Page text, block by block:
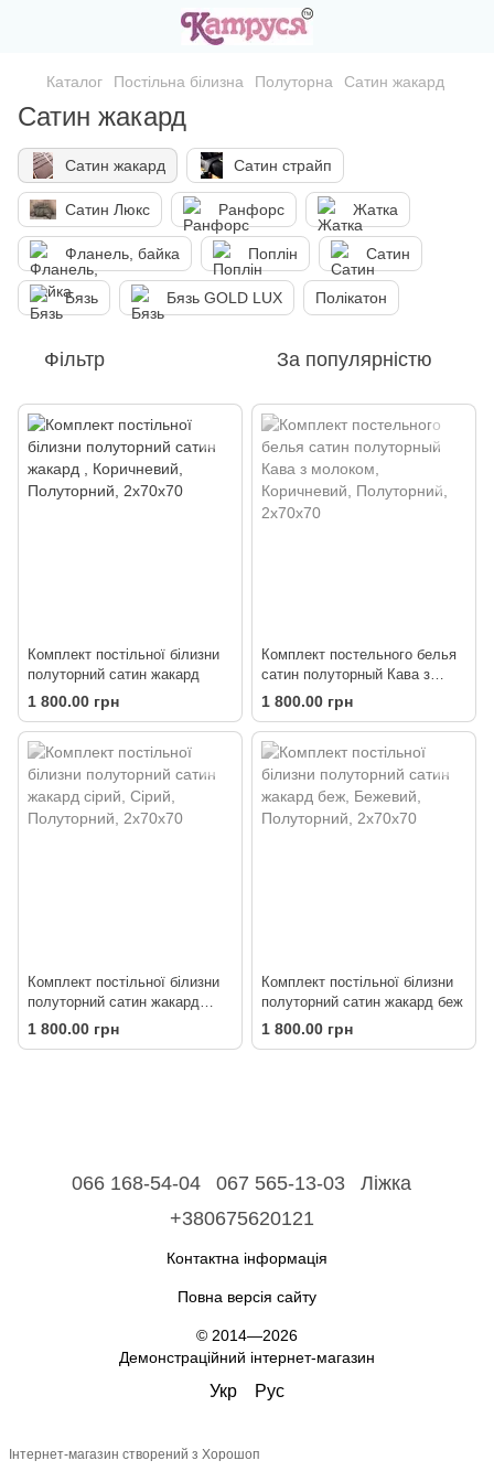
Каталог Постільна білизна Полуторна Сатин жакард
Сатин жакард
Сатин жакард Сатин страйп
Сатин Люкс Ранфорс Жатка
Фланель, байка Поплін Сатин
Бязь Бязь GOLD LUX Полікатон
Фільтр За популярністю
Комплект постільної білизни
полуторний сатин жакард
1 800.00 грн
Комплект постельного белья
сатин полуторный Кава з
молоком
1 800.00 грн
Комплект постільної білизни
полуторний сатин жакард
сірий
1 800.00 грн
Комплект постільної білизни
полуторний сатин жакард беж
1 800.00 грн
066 168-54-04 067 565-13-03
Ліжка
+380675620121
Контактна інформація
Повна версія сайту
© 2014—2026
Демонстраційний інтернет-магазин
Укр Рус
Інтернет-магазин створений з Хорошоп